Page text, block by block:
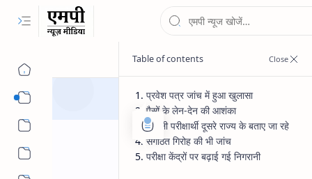
प्रवेश पत्र जांच में हुआ खुलासा
पैसों के लेन-देन की आशंका
असली परीक्षार्थी दूसरे राज्य के बताए जा रहे
संगठित गिरोह की भी जांच
परीक्षा केंद्रों पर बढ़ाई गई निगरानी